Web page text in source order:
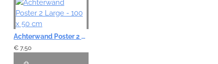
Achterwand Poster 2 Large - 100 x 50 cm
€ 7,50